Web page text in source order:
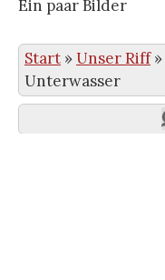
Ein paar Bilder
Start »Unser Riff»
Unterwasser